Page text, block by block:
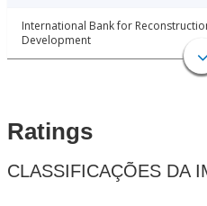
International Bank for
Development
Ratings
CLASSIFICAÇÕES DA